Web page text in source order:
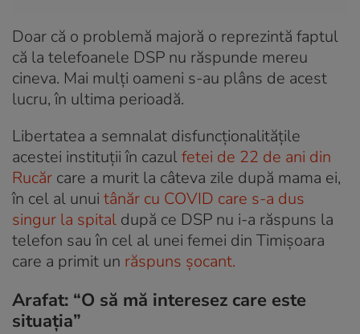
Doar că o problemă majoră o reprezintă faptul
că la telefoanele DSP nu răspunde mereu
cineva. Mai mulți oameni s-au plâns de acest
lucru, în ultima perioadă.
Libertatea a semnalat disfuncționalitățile
acestei instituții în cazulfetei de 22 de ani din
Rucăr care a murit la câteva zile după mama ei,
în cel al unui tânăr cu COVID care s-a dus
singur la spital după ce DSP nu i-a răspuns la
telefon sau în cel al unei femei din Timișoara
care a primit un răspuns șocant.
Arafat: “O să mă interesez care este
situația”